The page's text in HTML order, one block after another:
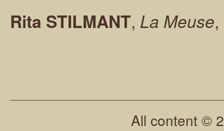
Rita STILMANT, La Meuse
All content ©